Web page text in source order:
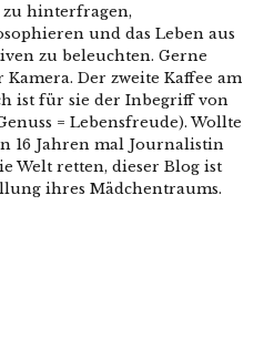
zu hinterfragen,
und das Leben aus
zu beleuchten. Gerne
Der zweite Kaffee am
ist für sie der Inbegriff von
= Lebensfreude). Wollte
16 Jahren mal Journalistin
Welt retten, dieser Blog ist
ihres Mädchentraums.